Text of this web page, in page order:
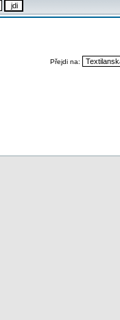
Přejdi na: